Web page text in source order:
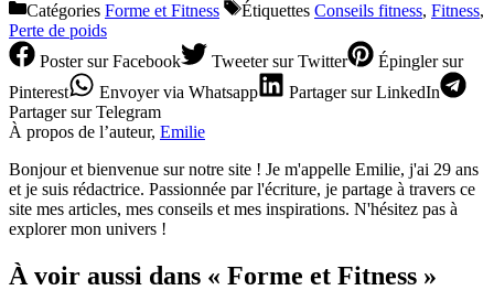
Catégories Forme et Fitness Étiquettes Conseils fitness, Fitness,
Perte de poids
Postersur Facebook Tweetersur Twitter Épinglersur
Pinterest
Envoyervia Whatsapp Partagersur LinkedIn
Partagersur Telegram
À propos de l’auteur, Emilie
Bonjour et bienvenue sur notre site ! Je m'appelle Emilie, j'ai 29 ans
et je suis rédactrice. Passionnée par l'écriture, je partage à travers ce
site mes articles, mes conseils et mes inspirations. N'hésitez pas à
explorer mon univers !
À voir aussi dans « Forme et Fitness »